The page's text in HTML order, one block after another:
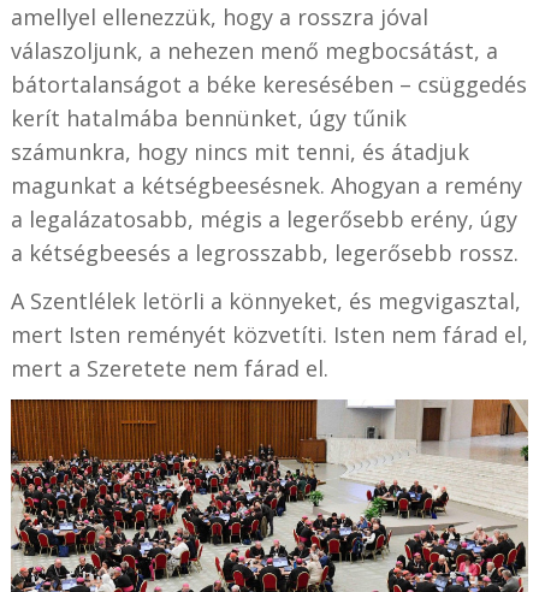
amellyel ellenezzük, hogy a rosszra jóval
válaszoljunk, a nehezen menő megbocsátást, a
bátortalanságot a béke keresésében – csüggedés
kerít hatalmába bennünket, úgy tűnik
számunkra, hogy nincs mit tenni, és átadjuk
magunkat a kétségbeesésnek. Ahogyan a remény
a legalázatosabb, mégis a legerősebb erény, úgy
a kétségbeesés a legrosszabb, legerősebb rossz.
A Szentlélek letörli a könnyeket, és megvigasztal,
mert Isten reményét közvetíti. Isten nem fárad el,
mert a Szeretete nem fárad el.